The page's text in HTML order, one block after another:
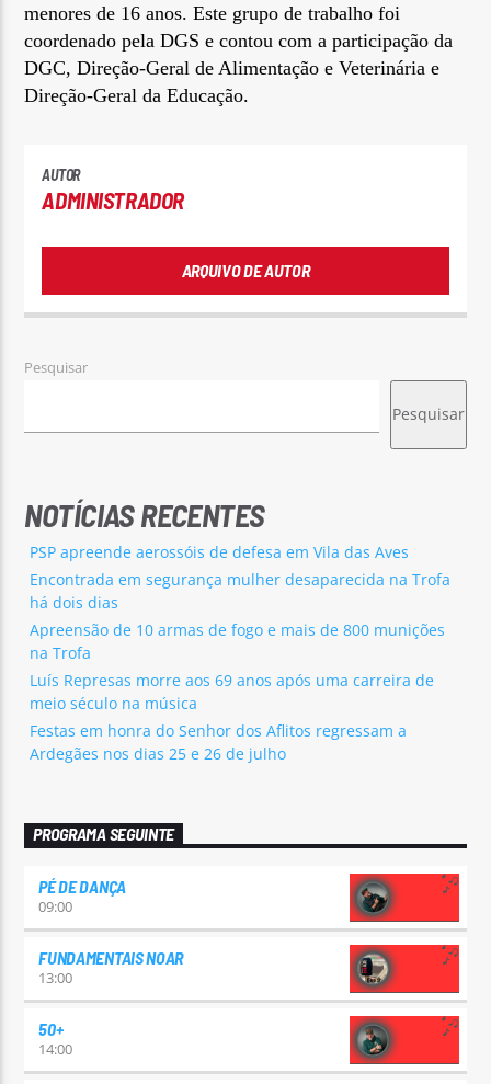
menores de 16 anos. Este grupo de trabalho foi
coordenado pela DGS e contou com a participação da
DGC, Direção-Geral de Alimentação e Veterinária e
Direção-Geral da Educação.
AUTOR
ADMINISTRADOR
ARQUIVO DE AUTOR
Pesquisar
Pesquisar
NOTÍCIAS RECENTES
PSP apreende aerossóis de defesa em Vila das Aves
Encontrada em segurança mulher desaparecida na Trofa
há dois dias
Apreensão de 10 armas de fogo e mais de 800 munições
na Trofa
Luís Represas morre aos 69 anos após uma carreira de
meio século na música
Festas em honra do Senhor dos Aflitos regressam a
Ardegães nos dias 25 e 26 de julho
PROGRAMA SEGUINTE
PÉ DE DANÇA
09:00
FUNDAMENTAIS NOAR
13:00
50+
14:00